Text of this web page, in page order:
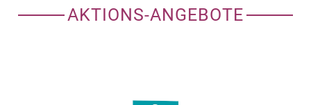
AKTIONS-ANGEBOTE